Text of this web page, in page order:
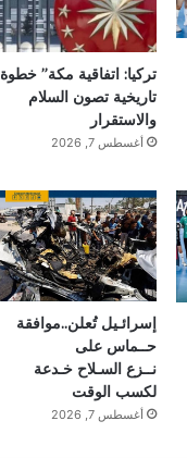
تركيا: اتفاقية مكة” خطوة
تاريخية تصون السلام
والاستقرار
أغسطس 7, 2026
إسرائـيل تُعلن..موافقة
حــماس على
نــزع السـلاح خـدعة
لكسب الوقت
أغسطس 7, 2026